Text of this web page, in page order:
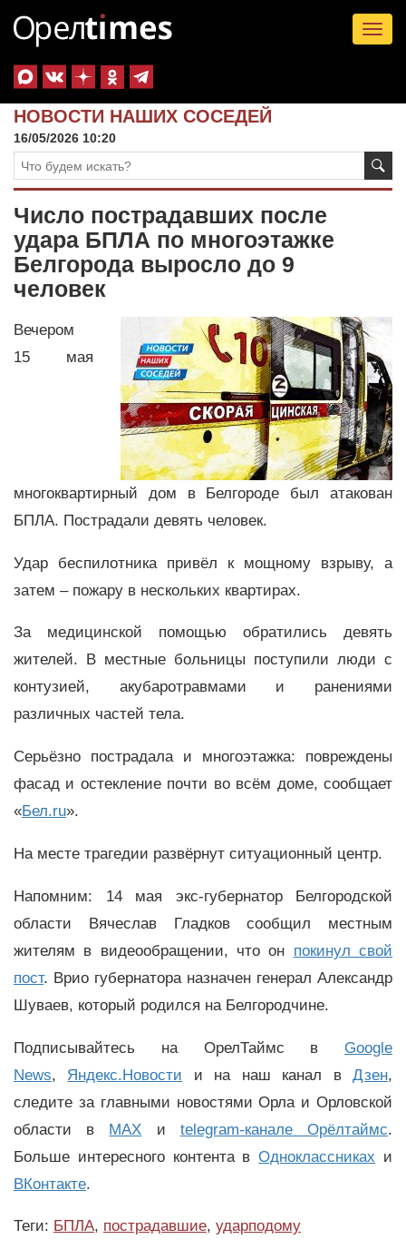
НОВОСТИ НАШИХ СОСЕДЕЙ
16/05/2026 10:20
Число пострадавших после
удара БПЛА по многоэтажке
Белгорода выросло до 9
человек
Вечером
15 мая
многоквартирный дом в Белгороде был атакован
БПЛА. Пострадали девять человек.
Удар беспилотника привёл к мощному взрыву, а
затем – пожару в нескольких квартирах.
За медицинской помощью обратились девять
жителей. В местные больницы поступили люди с
контузией, акубаротравмами и ранениями
различных частей тела.
Серьёзно пострадала и многоэтажка: повреждены
фасад и остекление почти во всём доме, сообщает
«Бел.ru».
На месте трагедии развёрнут ситуационный центр.
Напомним: 14 мая экс-губернатор Белгородской
области Вячеслав Гладков сообщил местным
жителям в видеообращении, что он покинул свой
пост. Врио губернатора назначен генерал Александр
Шуваев, который родился на Белгородчине.
Подписывайтесь на ОрелТаймс в Google
News, Яндекс.Новости и на наш канал вДзен,
следите за главными новостями Орла и Орловской
области в MAX и telegram-канале Орёлтаймс.
Больше интересного контента вОдноклассниках и
ВКонтакте.
Теги: БПЛА, пострадавшие, ударподому